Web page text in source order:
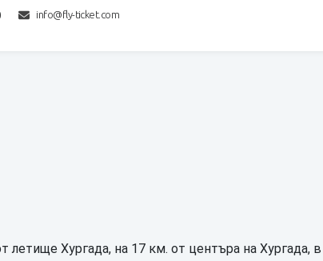
info@fly-ticket.com
летище Хургада, на 17 км. от центъра на Хургада,